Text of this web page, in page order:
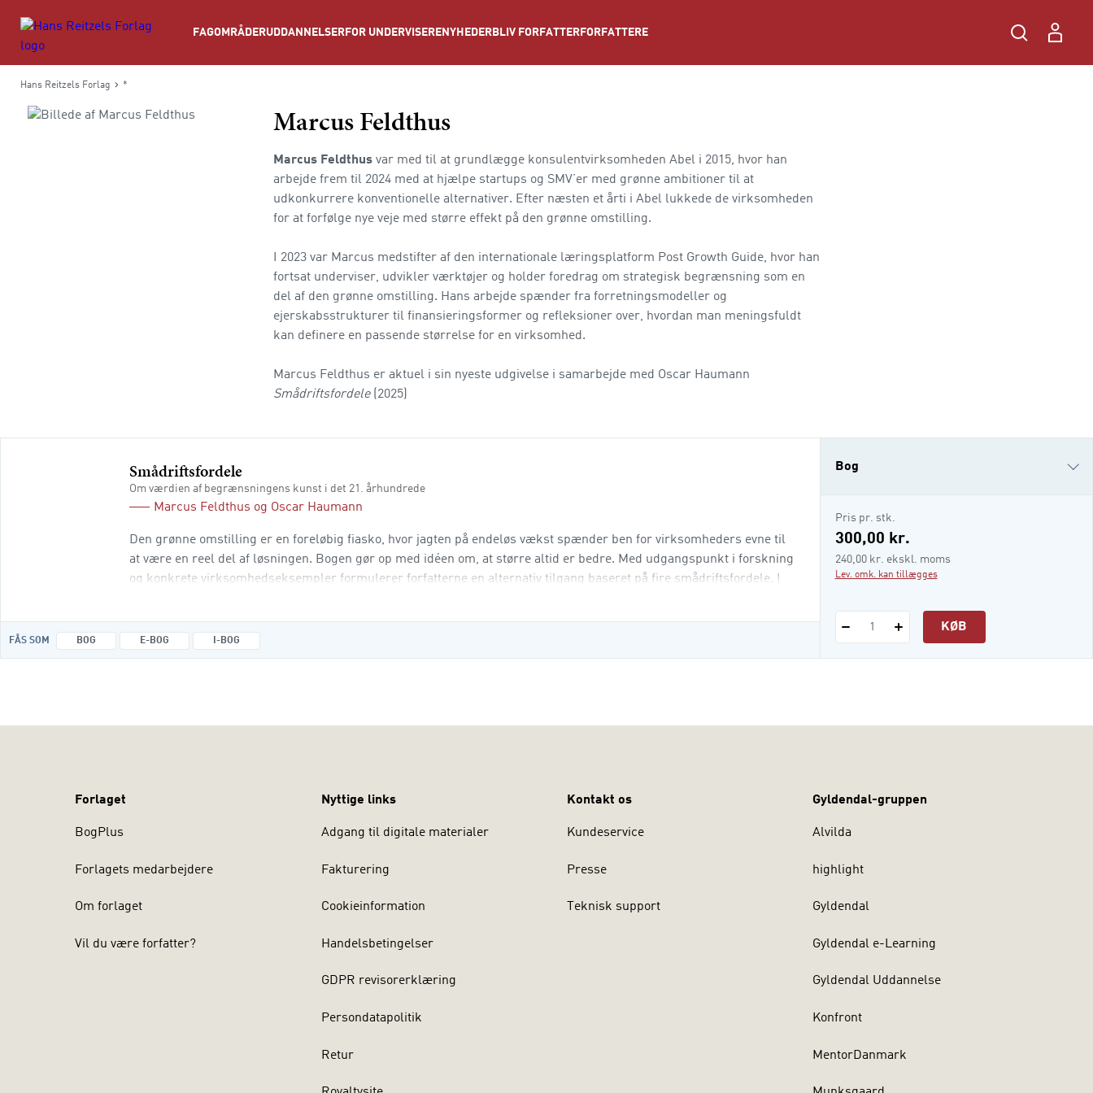
FAGOMRÅDERUDDANNELSER FOR UNDERVISERE NYHEDER BLIV FORFATTER FORFATTERE
Hans Reitzels Forlag *
Marcus Feldthus
Marcus Feldthus var med til at grundlægge konsulentvirksomheden Abel i 2015, hvor han
arbejde frem til 2024 med at hjælpe startups og SMV’er med grønne ambitioner til at
udkonkurrere konventionelle alternativer. Efter næsten et årti i Abel lukkede de virksomheden
for at forfølge nye veje med større effekt på den grønne omstilling.
I 2023 var Marcus medstifter af den internationale læringsplatform Post Growth Guide, hvor han
fortsat underviser, udvikler værktøjer og holder foredrag om strategisk begrænsning som en
del af den grønne omstilling. Hans arbejde spænder fra forretningsmodeller og
ejerskabsstrukturer til finansieringsformer og refleksioner over, hvordan man meningsfuldt
kan definere en passende størrelse for en virksomhed.
Marcus Feldthus er aktuel i sin nyeste udgivelse i samarbejde med Oscar Haumann
Smådriftsfordele (2025)
Smådriftsfordele
Om værdien af begrænsningens kunst i det 21. århundrede
Marcus Feldthus og Oscar Haumann
Den grønne omstilling er en foreløbig fiasko, hvor jagten på endeløs vækst spænder ben for virksomheders evne til
at være en reel del af løsningen. Bogen gør op med idéen om, at større altid er bedre. Med udgangspunkt i forskning
og konkrete virksomhedseksempler formulerer forfatterne en alternativ tilgang baseret på fire smådriftsfordele. I
FÅS SOM BOG E-BOG I-BOG
Bog
e-bog
i-bog
Pris pr. stk.
300,00 kr.
240,00 kr. ekskl. moms
Lev. omk. kan tillægges
1 KØB
Forlaget
BogPlus
Forlagets medarbejdere
Om forlaget
Vil du være forfatter?
Nyttige links
Adgang til digitale materialer
Fakturering
Cookieinformation
Handelsbetingelser
GDPR revisorerklæring
Persondatapolitik
Retur
Kontakt os
Kundeservice
Presse
Teknisk support
Gyldendal-gruppen
Alvilda
highlight
Gyldendal
Gyldendal e-Learning
Gyldendal Uddannelse
Konfront
MentorDanmark